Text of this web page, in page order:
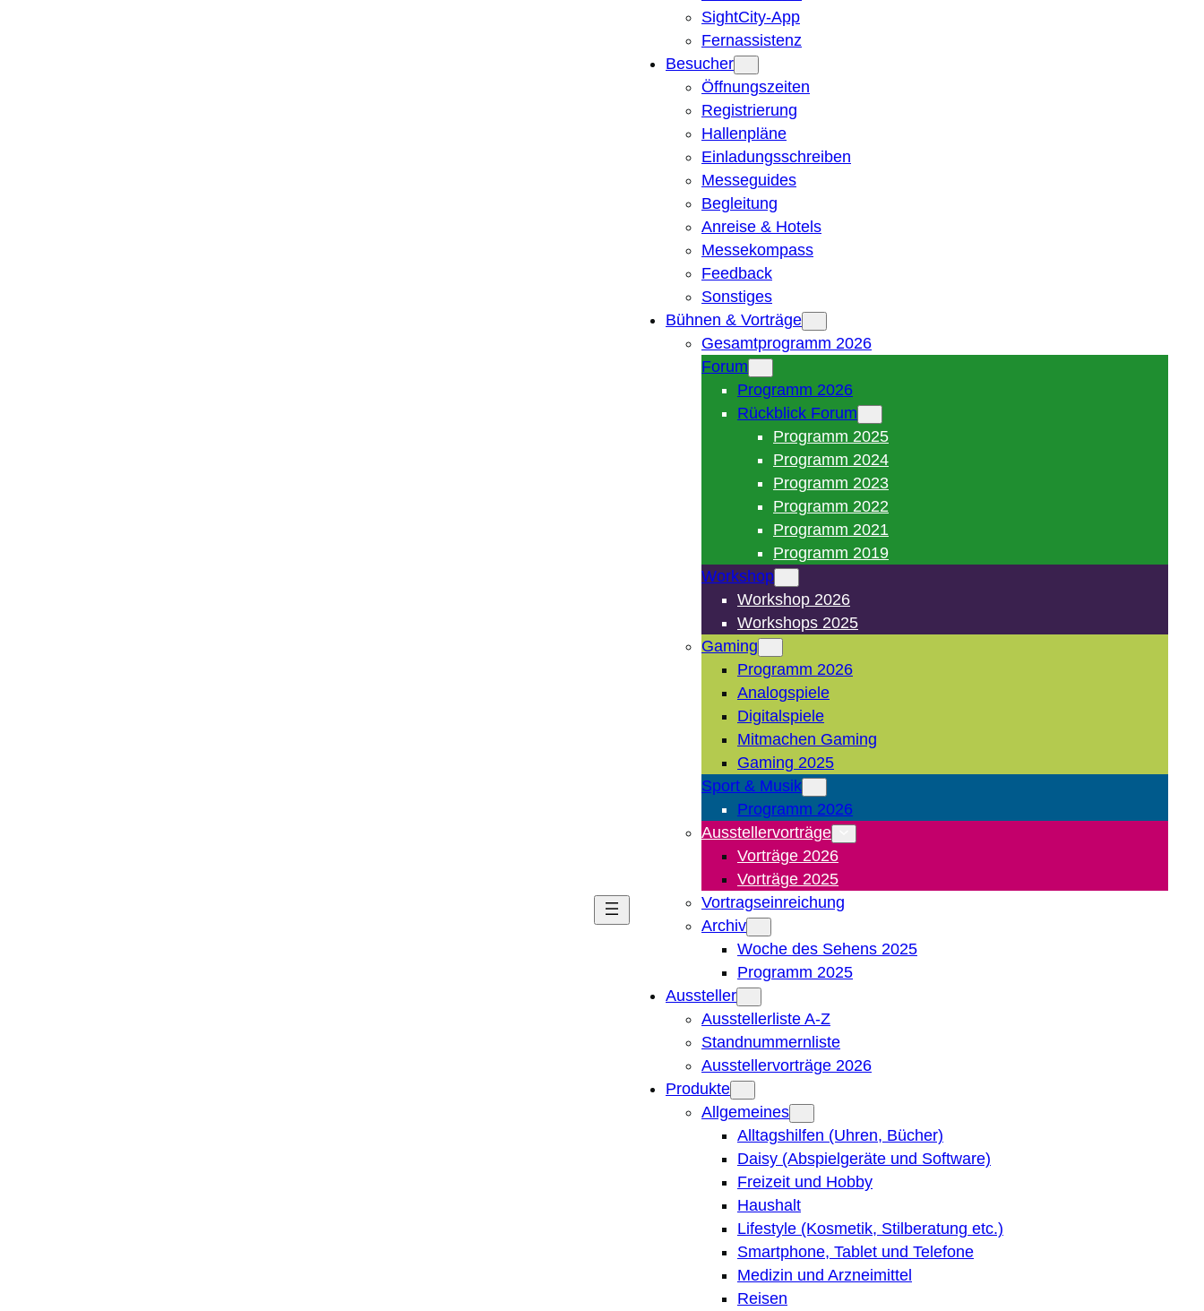
SightCity-App
Fernassistenz
Besucher
Öffnungszeiten
Registrierung
Hallenpläne
Einladungsschreiben
Messeguides
Begleitung
Anreise & Hotels
Messekompass
Feedback
Sonstiges
Bühnen & Vorträge
Gesamtprogramm 2026
Forum
Programm 2026
Rückblick Forum
Programm 2025
Programm 2024
Programm 2023
Programm 2022
Programm 2021
Programm 2019
Workshop
Workshop 2026
Workshops 2025
Gaming
Programm 2026
Analogspiele
Digitalspiele
Mitmachen Gaming
Gaming 2025
Sport & Musik
Programm 2026
Ausstellervorträge
Vorträge 2026
Vorträge 2025
Vortragseinreichung
Archiv
Woche des Sehens 2025
Programm 2025
Aussteller
Ausstellerliste A-Z
Standnummernliste
Ausstellervorträge 2026
Produkte
Allgemeines
Alltagshilfen (Uhren, Bücher)
Daisy (Abspielgeräte und Software)
Freizeit und Hobby
Haushalt
Lifestyle (Kosmetik, Stilberatung etc.)
Smartphone, Tablet und Telefone
Medizin und Arzneimittel
Reisen